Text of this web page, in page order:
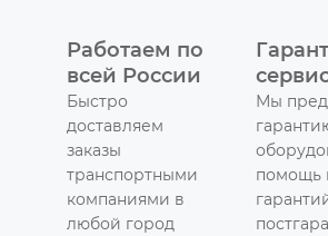
Работаем по
всей России
Быстро
доставляем
заказы
транспортными
компаниями в
любой город
Мы
помощь